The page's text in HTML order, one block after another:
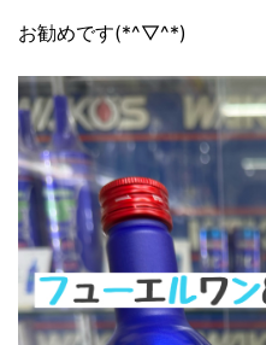
お勧めです(*^▽^*)